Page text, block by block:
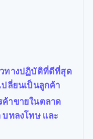
ทางปฏิบัติที่ดีที่สุด
ลี่ยนเป็นลูกค้า
ค้าขายในตลาด
บทลงโทษ และ